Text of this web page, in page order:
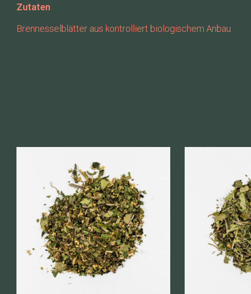
Zutaten
Brennesselblätter aus kontrolliert biologischem Anbau